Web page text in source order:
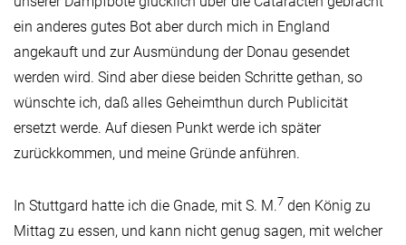
ein anderes gutes Bot aber durch mich in England
angekauft und zur Ausmündung der Donau gesendet
werden wird. Sind aber diese beiden Schritte gethan, so
wünschte ich, daß alles Geheimthun durch Publicität
ersetzt werde. Auf diesen Punkt werde ich später
zurückkommen, und meine Gründe anführen.
In Stuttgard hatte ich die Gnade, mit S. M.7 den König zu
Mittag zu essen, und kann nicht genug sagen, mit welcher